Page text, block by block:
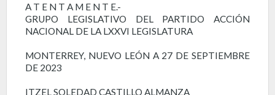
A T E N T A M E N T E.-
GRUPO LEGISLATIVO DEL PARTIDO ACCIÓN
NACIONAL DE LA LXXVI LEGISLATURA
MONTERREY, NUEVO LEÓN A 27 DE SEPTIEMBRE
DE 2023
ITZEL SOLEDAD CASTILLO ALMANZA